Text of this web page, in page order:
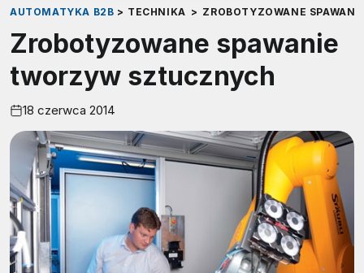
AUTOMATYKA B2B > TECHNIKA > ZROBOTYZOWANE
Zrobotyzowane spawanie
tworzyw sztucznych
18 czerwca 2014